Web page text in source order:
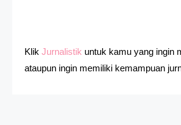
Klik Jurnalistik untuk kamu yang ingin
ataupun ingin memiliki kemampuan